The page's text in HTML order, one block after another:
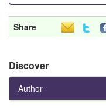
Share
Discover
Author